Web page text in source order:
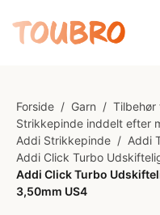
Forside / Garn / Tilbehør
Strikkepinde inddelt efter
Addi Strikkepinde / Addi
Addi Click Turbo
Addi Click Turbo
3,50mm US4